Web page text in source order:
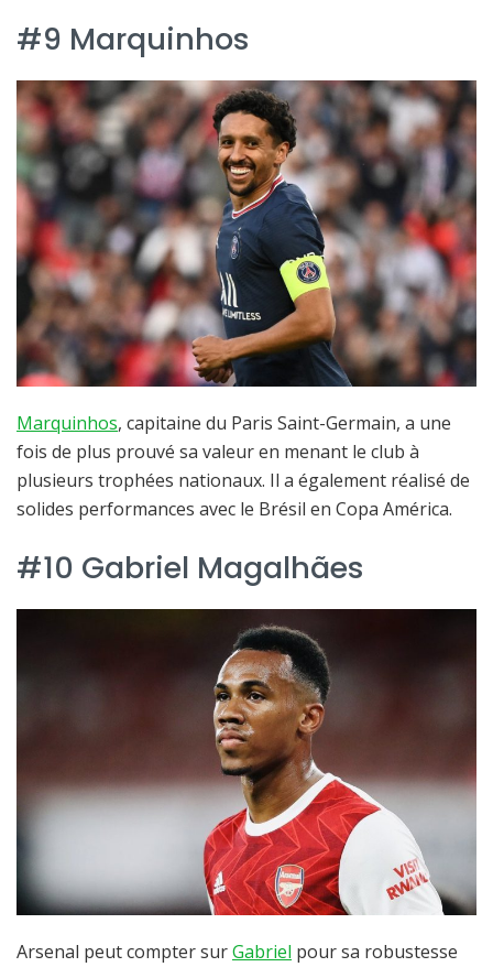
#9 Marquinhos
Marquinhos, capitaine du Paris Saint-Germain, a une
fois de plus prouvé sa valeur en menant le club à
plusieurs trophées nationaux. Il a également réalisé de
solides performances avec le Brésil en Copa América.
#10 Gabriel Magalhães
Arsenal peut compter surGabriel pour sa robustesse